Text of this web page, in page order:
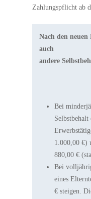
Zahlungspflicht ab
Nach den neuen
auch
andere
Bei
1.000,00 €)
880,00 €
Bei
eines
€ steigen.